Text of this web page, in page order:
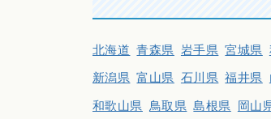
北海道 青森県 岩手県 宮城県
新潟県 富山県 石川県 福井県
和歌山県 鳥取県 島根県 岡山